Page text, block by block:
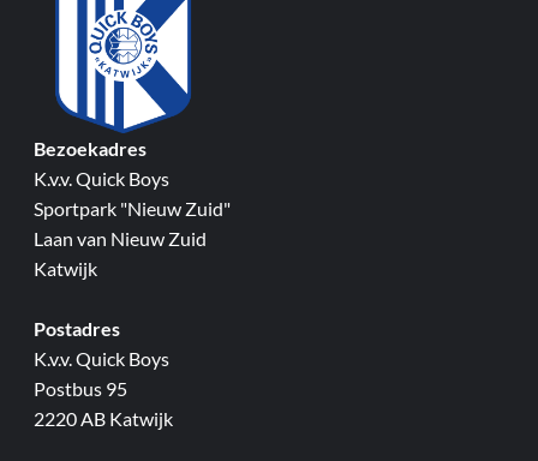
Bezoekadres
K.v.v. Quick Boys
Sportpark "Nieuw Zuid"
Laan van Nieuw Zuid
Katwijk
Postadres
K.v.v. Quick Boys
Postbus 95
2220 AB Katwijk